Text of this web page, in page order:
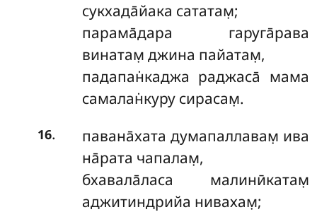
сукхада̄йака сататам̣;
парама̄дара гаруга̄рава
винатам̣ джина пайатам̣,
падапан̇каджа раджаса̄ мама
самалан̇куру сирасам̣.
16.
павана̄хата думапаллавам̣ ива
на̄рата чапалам̣,
бхавала̄ласа малинӣкатам̣
аджитиндрийа нивахам̣;